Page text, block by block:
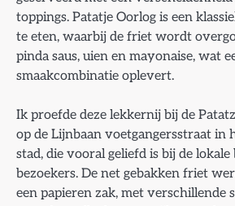
toppings. Patatje Oorlog is een
te eten, waarbij de friet wordt
pinda saus, uien en mayonaise, wat
smaakcombinatie oplevert.
Ik proefde deze lekkernij bij de
op de Lijnbaan voetgangersstraat in
stad, die vooral geliefd is bij de
bezoekers. De net gebakken friet
een papieren zak, met verschillende